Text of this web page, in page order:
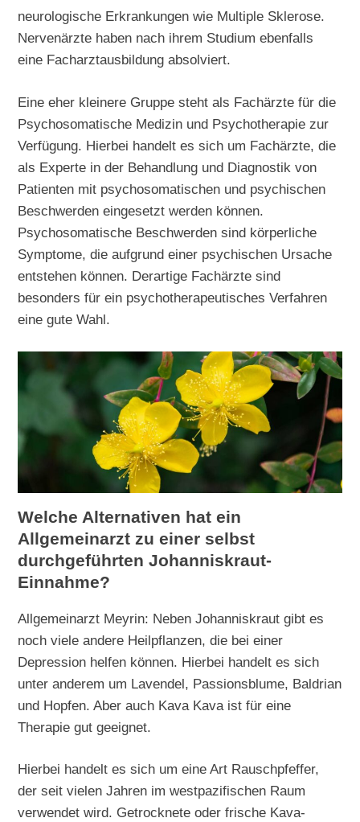
neurologische Erkrankungen wie Multiple Sklerose.
Nervenärzte haben nach ihrem Studium ebenfalls
eine Facharztausbildung absolviert.
Eine eher kleinere Gruppe steht als Fachärzte für die
Psychosomatische Medizin und Psychotherapie zur
Verfügung. Hierbei handelt es sich um Fachärzte, die
als Experte in der Behandlung und Diagnostik von
Patienten mit psychosomatischen und psychischen
Beschwerden eingesetzt werden können.
Psychosomatische Beschwerden sind körperliche
Symptome, die aufgrund einer psychischen Ursache
entstehen können. Derartige Fachärzte sind
besonders für ein psychotherapeutisches Verfahren
eine gute Wahl.
Welche Alternativen hat ein
Allgemeinarzt zu einer selbst
durchgeführten Johanniskraut-
Einnahme?
Allgemeinarzt Meyrin: Neben Johanniskraut gibt es
noch viele andere Heilpflanzen, die bei einer
Depression helfen können. Hierbei handelt es sich
unter anderem um Lavendel, Passionsblume, Baldrian
und Hopfen. Aber auch Kava Kava ist für eine
Therapie gut geeignet.
Hierbei handelt es sich um eine Art Rauschpfeffer,
der seit vielen Jahren im westpazifischen Raum
verwendet wird. Getrocknete oder frische Kava-